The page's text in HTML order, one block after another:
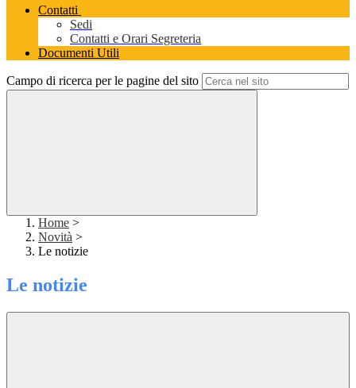
Contatti
Sedi
Contatti e Orari Segreteria
Documenti Utili
Campo di ricerca per le pagine del sito
Home >
Novità >
Le notizie
Le notizie